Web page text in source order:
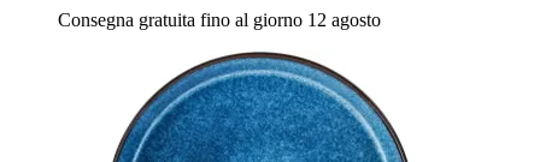
Consegna gratuita fino al giorno 12 agosto